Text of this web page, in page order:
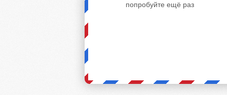
попробуйте ещё раз